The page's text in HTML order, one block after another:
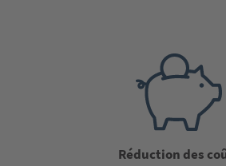
Réduction des